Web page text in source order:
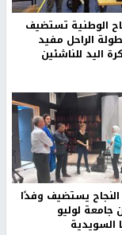
الوطنية تستضيف
الراحل مفيد
اليد للناشئين
النجاح يستضيف وفدًا
جامعة لوليو
السويدية